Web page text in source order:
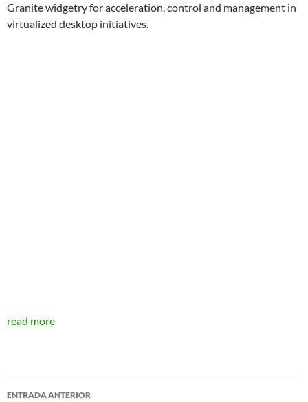
Granite widgetry for acceleration, control and management in
virtualized desktop initiatives.
read more
Navegador
ENTRADA ANTERIOR